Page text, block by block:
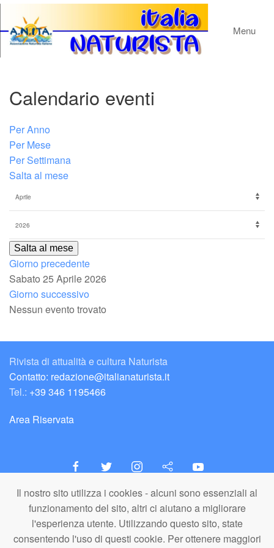
Il nostro sito utilizza i cookies - alcuni sono essenziali al
funzionamento del sito, altri ci aiutano a migliorare
l'esperienza utente. Utilizzando questo sito, state
consentendo l'uso di questi cookie. Per ottenere maggiori
Menu
Calendario eventi
Per Anno
Per Mese
Per Settimana
Salta al mese
Salta al mese
Giorno precedente
Sabato 25 Aprile 2026
Giorno successivo
Nessun evento trovato
Rivista di attualità e cultura Naturista
Contatto: redazione@italianaturista.it
Tel.: +39 346 1195466
Area Riservata
italiaNATURISTA
Editore e Redazione
A.N.ITA. Associazione Naturista Italiana (APS)
C.F. 80203710159